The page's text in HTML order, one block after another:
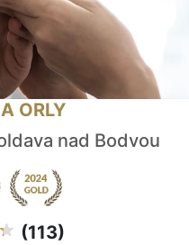
ORLY
nad Bodvou
(113)